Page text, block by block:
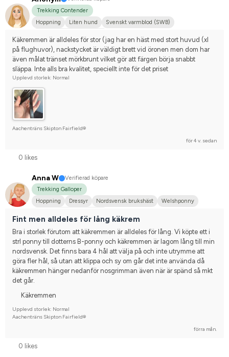
Trekking Contender
Hoppning
Liten hund
Svenskt varmblod (SWB)
Käkremmen är alldeles för stor (jag har en häst med stort huvud (xl
på flughuvor), nackstycket är väldigt brett vid öronen men dom har
även målat tränset mörkbrunt vilket gör att färgen börja snabbt
släppa. Inte alls bra kvalitet, speciellt inte för det priset
Upplevd storlek: Normal
Aachenträns Skipton Fairfield®
för 4 v. sedan
0 likes
Anna W
Verifierad köpare
Trekking Galloper
Hoppning
Dressyr Nordsvensk brukshäst
Welshponny
Fint men alldeles för lång käkrem
Bra i storlek förutom att käkremmen är alldeles för lång. Vi köpte ett i
strl ponny till dotterns B-ponny och käkremmen är lagom lång till min
nordsvensk. Det finns bara 4 hål att välja på och inte utrymme att
göra fler hål, så utan att klippa och sy om går det inte använda då
käkremmen hänger nedanför nosgrimman även när är spänd så mkt
det går.
Käkremmen
Upplevd storlek: Normal
Aachenträns Skipton Fairfield®
förra mån.
0 likes